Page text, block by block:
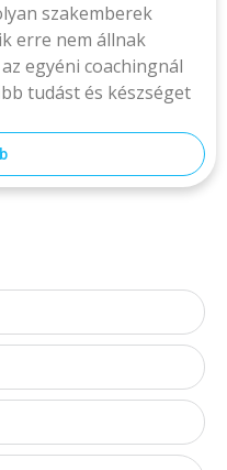
szakemberek
erre nem állnak
egyéni coachingnál
tudást és készséget